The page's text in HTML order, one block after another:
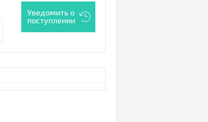
Уведомить о
поступлении